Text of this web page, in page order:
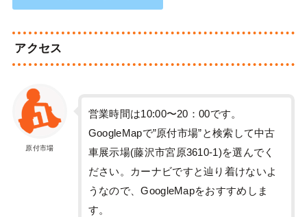
アクセス
原付市場
営業時間は10:00〜20：00です。
GoogleMapで”原付市場”と検索して中古
車展示場(藤沢市宮原3610-1)を選んでく
ださい。カーナビですと辿り着けないよ
うなので、GoogleMapをおすすめしま
す。